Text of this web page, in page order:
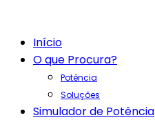
Início
O que Procura?
Potência
Soluções
Simulador de Potência